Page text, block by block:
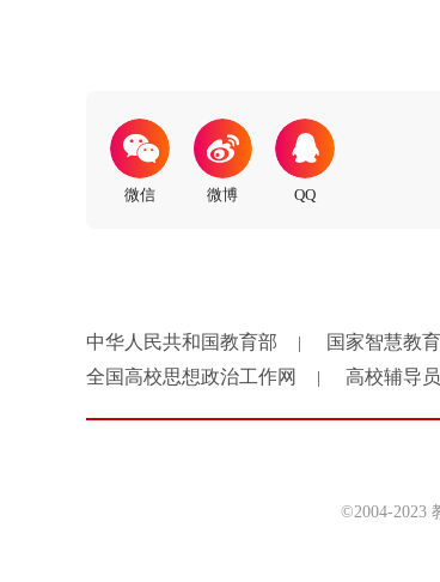
中华人民共和国教育部 国家智慧教
全国高校思想政治工作网 高校辅导
©2004-2023